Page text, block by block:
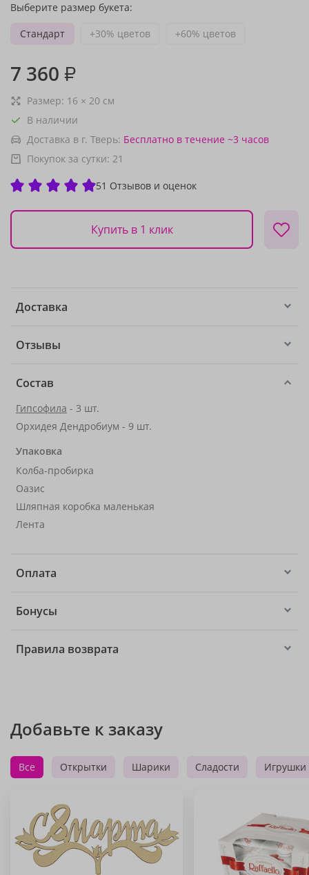
Выберите размер букета:
Стандарт
+30% цветов +60% цветов
7 360 ₽
Размер: 16 × 20 см
В наличии
Доставка в г. Тверь: Бесплатно в течение ~3 часов
Покупок за сутки: 21
51 Отзывов и оценок
Купить в 1 клик
Доставка
Отзывы
Состав
Гипсофила - 3 шт.
Орхидея Дендробиум - 9 шт.
Упаковка
Колба-пробирка
Оазис
Шляпная коробка маленькая
Лента
Оплата
Бонусы
Правила возврата
Добавьте к заказу
Все Открытки Шарики Сладости Игрушки